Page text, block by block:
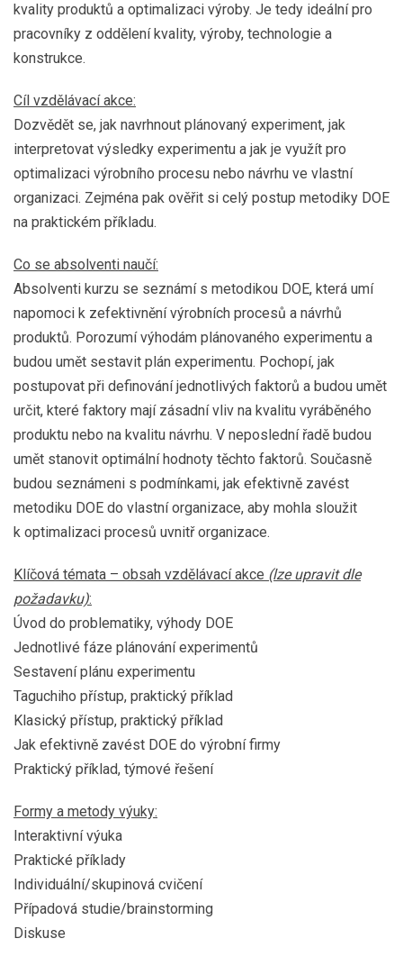
kvality produktů a optimalizaci výroby. Je tedy ideální pro
pracovníky z oddělení kvality, výroby, technologie a
konstrukce.
Cíl vzdělávací akce:
Dozvědět se, jak navrhnout plánovaný experiment, jak
interpretovat výsledky experimentu a jak je využít pro
optimalizaci výrobního procesu nebo návrhu ve vlastní
organizaci. Zejména pak ověřit si celý postup metodiky DOE
na praktickém příkladu.
Co se absolventi naučí:
Absolventi kurzu se seznámí s metodikou DOE, která umí
napomoci k zefektivnění výrobních procesů a návrhů
produktů. Porozumí výhodám plánovaného experimentu a
budou umět sestavit plán experimentu. Pochopí, jak
postupovat při definování jednotlivých faktorů a budou umět
určit, které faktory mají zásadní vliv na kvalitu vyráběného
produktu nebo na kvalitu návrhu. V neposlední řadě budou
umět stanovit optimální hodnoty těchto faktorů. Současně
budou seznámeni s podmínkami, jak efektivně zavést
metodiku DOE do vlastní organizace, aby mohla sloužit
k optimalizaci procesů uvnitř organizace.
Klíčová témata – obsah vzdělávací akce (lze upravit dle
požadavku):
Úvod do problematiky, výhody DOE
Jednotlivé fáze plánování experimentů
Sestavení plánu experimentu
Taguchiho přístup, praktický příklad
Klasický přístup, praktický příklad
Jak efektivně zavést DOE do výrobní firmy
Praktický příklad, týmové řešení
Formy a metody výuky:
Interaktivní výuka
Praktické příklady
Individuální/skupinová cvičení
Případová studie/brainstorming
Diskuse